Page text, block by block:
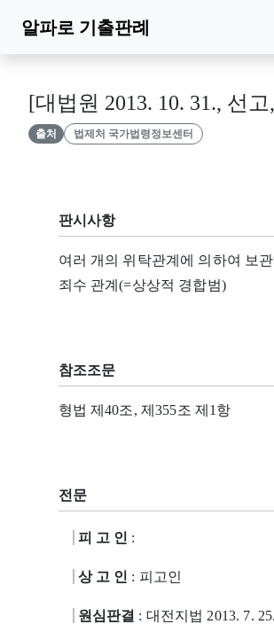
알파로 기출판례
[대법원 2013. 10. 31., 선
출처 법제처 국가법령정보센터
판시사항
여러 개의 위탁관계에 의하여 보
죄수 관계(=상상적 경합범)
참조조문
형법 제40조, 제355조 제1항
전문
피 고 인 :
상 고 인 : 피고인
원심판결 : 대전지법 2013. 7.